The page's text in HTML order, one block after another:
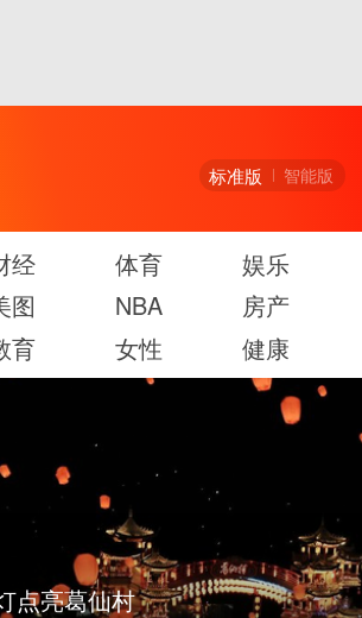
标准版 智能版
经 体育 娱乐
图
NBA 房产
育
女性 健康
点亮葛仙村